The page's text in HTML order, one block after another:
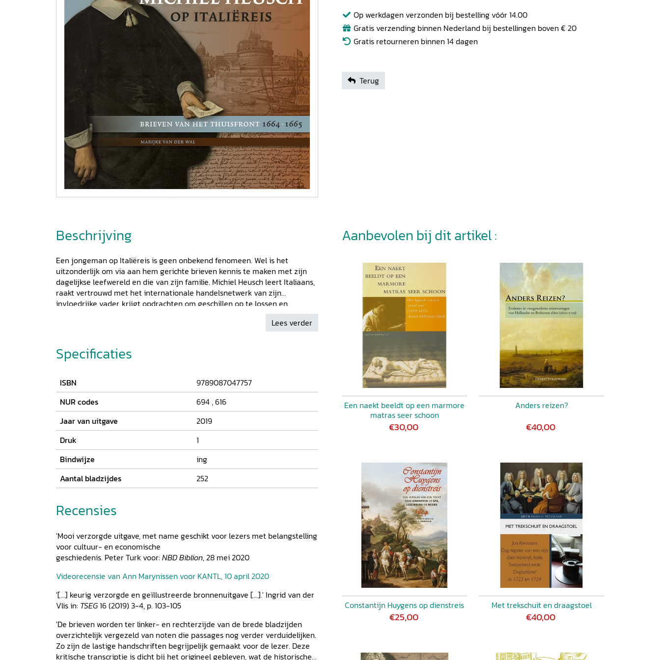
Op werkdagen verzonden bij bestelling vóór 14.00
Gratis verzending binnen Nederland bij bestellingen boven € 20
Gratis retourneren binnen 14 dagen
Terug
Beschrijving
Een jongeman op Italiëreis is geen onbekend fenomeen. Wel is het
uitzonderlijk om via aan hem gerichte brieven kennis te maken met zijn
dagelijkse leefwereld en die van zijn familie. Michiel Heusch leert Italiaans,
raakt vertrouwd met het internationale handelsnetwerk van zijn
invloedrijke vader, krijgt opdrachten om geschillen op te lossen en
handelstransacties af te sluiten en leert hoe hij zich onder buitenlanders
moet gedragen. Intussen woedt de pest, zijn er ziekte- en sterfgevallen in
behandelt de achtergronden van de Hamburgse migrantenfamilie Heusch,
oorspronkelijk afkomstig uit Antwerpen, en de intrigerende
tweede bevat een uitgave van de brieven met inleiding en toelichting.
Inzichten in opmerkelijke taalverschijnselen en gedetailleerde prijs- en
handelsinformatie maken dit boek interessant voor zowel taalkundig
geïnteresseerden als belangstellenden in sociale en economische
geschiedenis.
Lees verder
Specificaties
ISBN
9789087047757
NUR codes
694 ,616
Jaar van uitgave
2019
Druk
1
Bindwijze
ing
Aantal bladzijdes
252
Recensies
'Mooi verzorgde uitgave, met name geschikt voor lezers met belangstelling
voor cultuur- en economische
geschiedenis. Peter Turk voor: NBD Biblion, 28 mei 2020
Videorecensie van Ann Marynissen voor KANTL, 10 april 2020
'[...] keurig verzorgde en geïllustreerde bronnenuitgave [...].' Ingrid van der
Vlis in: TSEG16 (2019) 3-4, p. 103-105
'De brieven worden ter linker- en rechterzijde van de brede bladzijden
overzichtelijk vergezeld van noten die passages nog verder verduidelijken.
Zo zijn de lastige handschriften begrijpelijk gemaakt voor de lezer. Deze
kritische transcriptie is dicht bij het origineel gebleven, wat de historische
Aanbevolen bij dit artikel :
Een naekt beeldt op een marmore
matras seer schoon
€30,00
Anders reizen?
€40,00
Constantijn Huygens op dienstreis
€25,00
Met trekschuit en draagstoel
€40,00